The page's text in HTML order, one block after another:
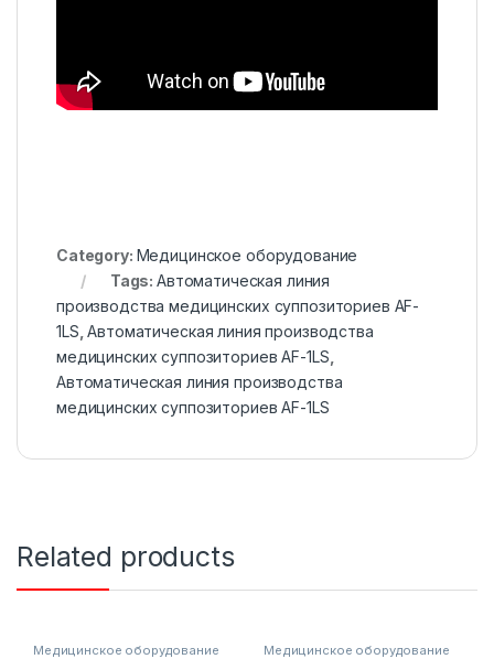
Category: Медицинское оборудование
Tags:Автоматическая линия
производства медицинских суппозиториев AF-
1LS ,Автоматическая линия производства
медицинских суппозиториев AF-1LS
Автоматическая линия производства
медицинских суппозиториев AF-1LS
Related products
Медицинское оборудование Медицинское оборудование